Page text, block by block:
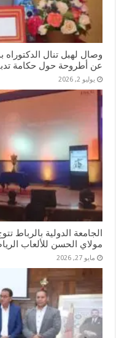
وصال لهبل تنال
عن أطروحة حول حكامة
يوليو 2, 2026
مولاي الحسن للألعاب
مايو 27, 2026